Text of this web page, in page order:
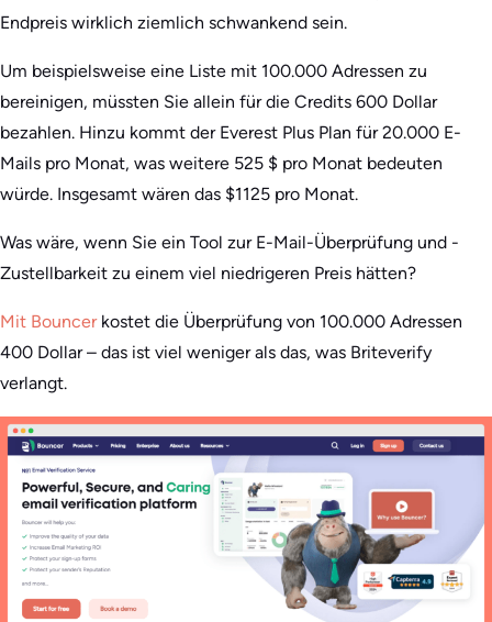
Endpreis wirklich ziemlich schwankend sein.
Um beispielsweise eine Liste mit 100.000 Adressen zu
bereinigen, müssten Sie allein für die Credits 600 Dollar
bezahlen. Hinzu kommt der Everest Plus Plan für 20.000 E-
Mails pro Monat, was weitere 525 $ pro Monat bedeuten
würde. Insgesamt wären das $1125 pro Monat.
Was wäre, wenn Sie ein Tool zur E-Mail-Überprüfung und -
Zustellbarkeit zu einem viel niedrigeren Preis hätten?
Mit Bouncerkostet die Überprüfung von 100.000 Adressen
400 Dollar – das ist viel weniger als das, was Briteverify
verlangt.